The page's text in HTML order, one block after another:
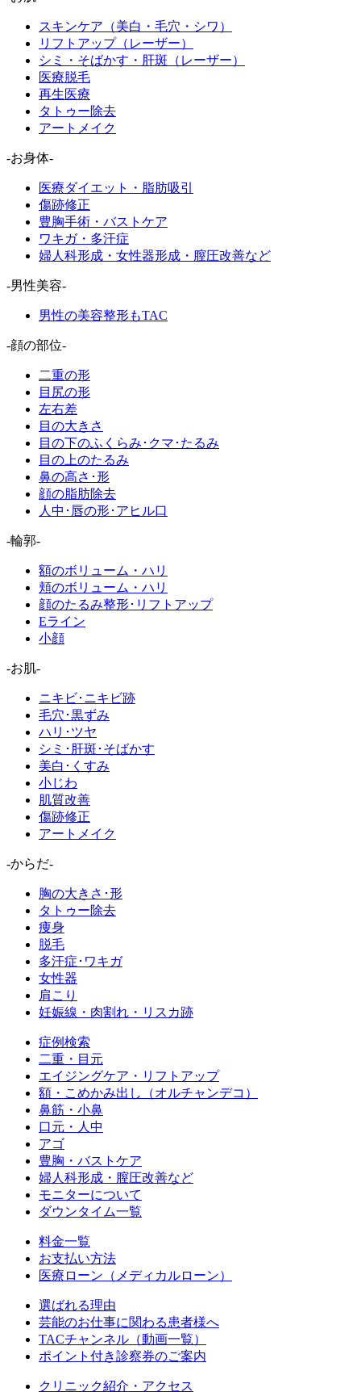
スキンケア（美白・毛穴・シワ）
リフトアップ（レーザー）
シミ・そばかす・肝斑（レーザー）
医療脱毛
再生医療
タトゥー除去
アートメイク
-お身体-
医療ダイエット・脂肪吸引
傷跡修正
豊胸手術・バストケア
ワキガ・多汗症
婦人科形成・女性器形成・膣圧改善など
-男性美容-
男性の美容整形もTAC
-顔の部位-
二重の形
目尻の形
左右差
目の大きさ
目の下のふくらみ･クマ･たるみ
目の上のたるみ
鼻の高さ･形
顔の脂肪除去
人中･唇の形･アヒル口
-輪郭-
額のボリューム・ハリ
頬のボリューム・ハリ
顔のたるみ整形･リフトアップ
Eライン
小顔
-お肌-
ニキビ･ニキビ跡
毛穴･黒ずみ
ハリ･ツヤ
シミ･肝斑･そばかす
美白･くすみ
小じわ
肌質改善
傷跡修正
アートメイク
-からだ-
胸の大きさ･形
タトゥー除去
痩身
脱毛
多汗症･ワキガ
女性器
肩こり
妊娠線・肉割れ・リスカ跡
症例検索
二重・目元
エイジングケア・リフトアップ
額・こめかみ出し（オルチャンデコ）
鼻筋・小鼻
口元・人中
アゴ
豊胸・バストケア
婦人科形成・膣圧改善など
モニターについて
ダウンタイム一覧
料金一覧
お支払い方法
医療ローン（メディカルローン）
選ばれる理由
芸能のお仕事に関わる患者様へ
TACチャンネル（動画一覧）
ポイント付き診察券のご案内
クリニック紹介・アクセス